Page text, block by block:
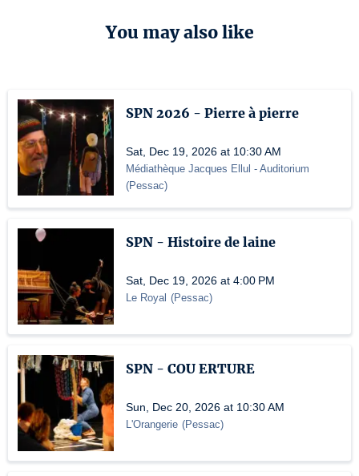
You may also like
SPN 2026 - Pierre à pierre
Sat, Dec 19, 2026 at 10:30 AM
Médiathèque Jacques Ellul - Auditorium
(Pessac)
SPN - Histoire de laine
Sat, Dec 19, 2026 at 4:00 PM
Le Royal (Pessac)
SPN - COU ERTURE
Sun, Dec 20, 2026 at 10:30 AM
L'Orangerie (Pessac)